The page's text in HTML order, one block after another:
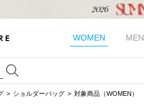
WOMEN MEN
ショルダーバッグ 対象商品（WOMEN）